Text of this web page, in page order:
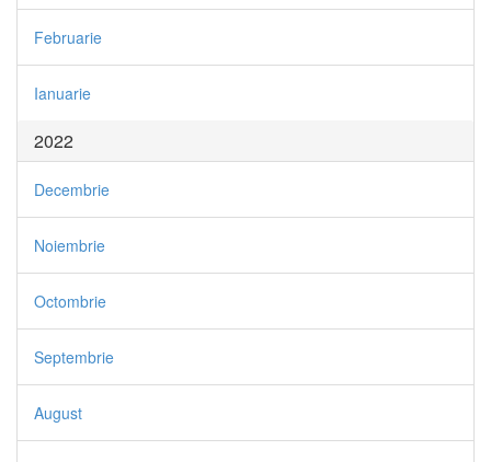
Februarie
Ianuarie
2022
Decembrie
Noiembrie
Octombrie
Septembrie
August